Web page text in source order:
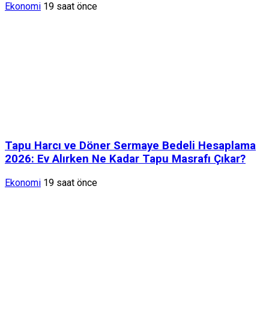
Ekonomi 19 saat önce
Tapu Harcı ve Döner Sermaye Bedeli Hesaplama
2026: Ev Alırken Ne Kadar Tapu Masrafı Çıkar?
Ekonomi 19 saat önce